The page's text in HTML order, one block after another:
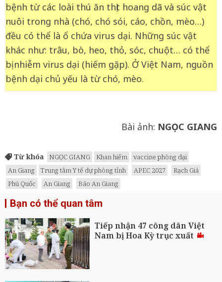
bệnh từ các loài thú ăn thịt hoang dã và súc vật
nuôi trong nhà (chó, chó sói, cáo, chồn, mèo…)
đều có thể là ổ chứa virus dại. Những súc vật
khác như: trâu, bò, heo, thỏ, sóc, chuột… có thể
bị nhiễm virus dại (hiếm gặp). Ở Việt Nam, nguồn
bệnh dại chủ yếu là từ chó, mèo.
Bài ảnh: NGỌC GIANG
Từ khóa NGỌC GIANG Khan hiếm
vaccine phòng dại
An Giang
Trung tâm Y tế dự phòng tỉnh APEC 2027
Rạch Giá
Phú Quốc
An Giang Báo An Giang
Bạn có thể quan tâm
Tiếp nhận 47 công dân Việt
Nam bị Hoa Kỳ trục xuất